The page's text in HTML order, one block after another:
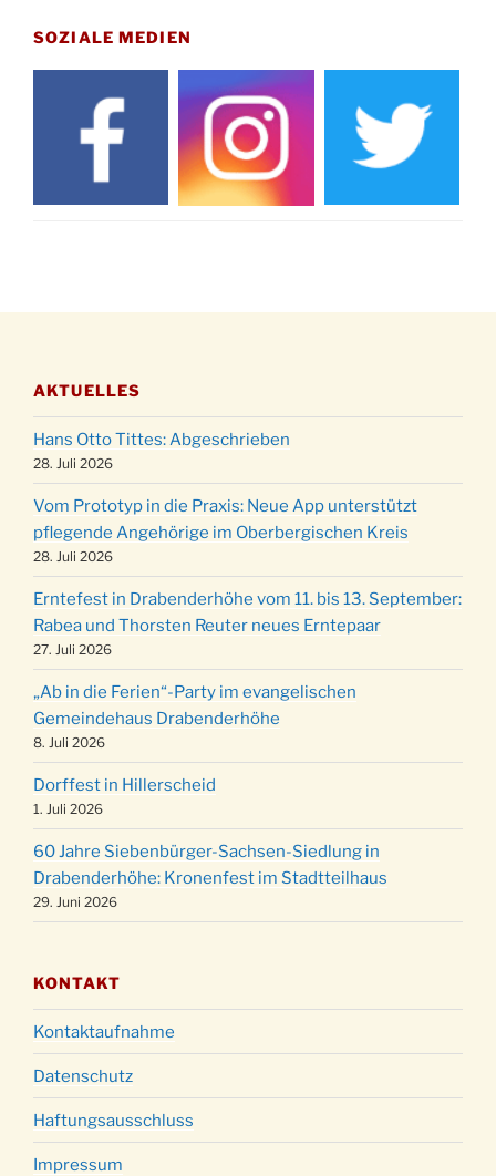
Drabenderhöhe um 11:15 Uhr
21.11.
Basar im Ev. Gemeindehaus von 14-16:30 Uhr
Katharinenball des Honterus Chors im
Stadtteilhaus um 19:00 Uhr
Kinderbibeltag im Ev. Gemeindehaus von 10-
12 Uhr
Stadtteilhaus um 19:00 Uhr
11.12.
Puer-Natus weihnachtliches Brauchtum am
Robert-Gassner-Hof um 17:00 Uhr
19.12.
Kinderbibeltag im Ev. Gemeindehaus von 10-
12 Uhr
20.12.
Weihnachts-Konzert des Honterus Chors in
der Kirche um 17:00 Uhr
24.12.
Familiengottesdienst mit Krippenspiel im Ev.
Gemeindehaus um 15:00 Uhr
24.12. Familiengottesdienst in der FeG um 16 Uhr
24.12.
Weihnachtsgottesdienst in der Kirche um
15:00 Uhr
24.12.
Weihnachtsgottesdienst in der Kirche um
18:00 Uhr
24.12.
Christmette mit der ev. Jugend in der Kirche
um 23:00 Uhr
31.12.
Gottesdienst zu Silvester in der Kirche um
18:00 Uhr
SOZIALE MEDIEN
AKTUELLES
Hans Otto Tittes: Abgeschrieben
28. Juli 2026
Vom Prototyp in die Praxis: Neue App unterstützt
pflegende Angehörige im Oberbergischen Kreis
28. Juli 2026
Erntefest in Drabenderhöhe vom 11. bis 13. September:
Rabea und Thorsten Reuter neues Erntepaar
27. Juli 2026
„Ab in die Ferien“-Party im evangelischen
Gemeindehaus Drabenderhöhe
8. Juli 2026
Dorffest in Hillerscheid
1. Juli 2026
60 Jahre Siebenbürger-Sachsen-Siedlung in
Drabenderhöhe: Kronenfest im Stadtteilhaus
29. Juni 2026
KONTAKT
Kontaktaufnahme
Datenschutz
Haftungsausschluss
Impressum